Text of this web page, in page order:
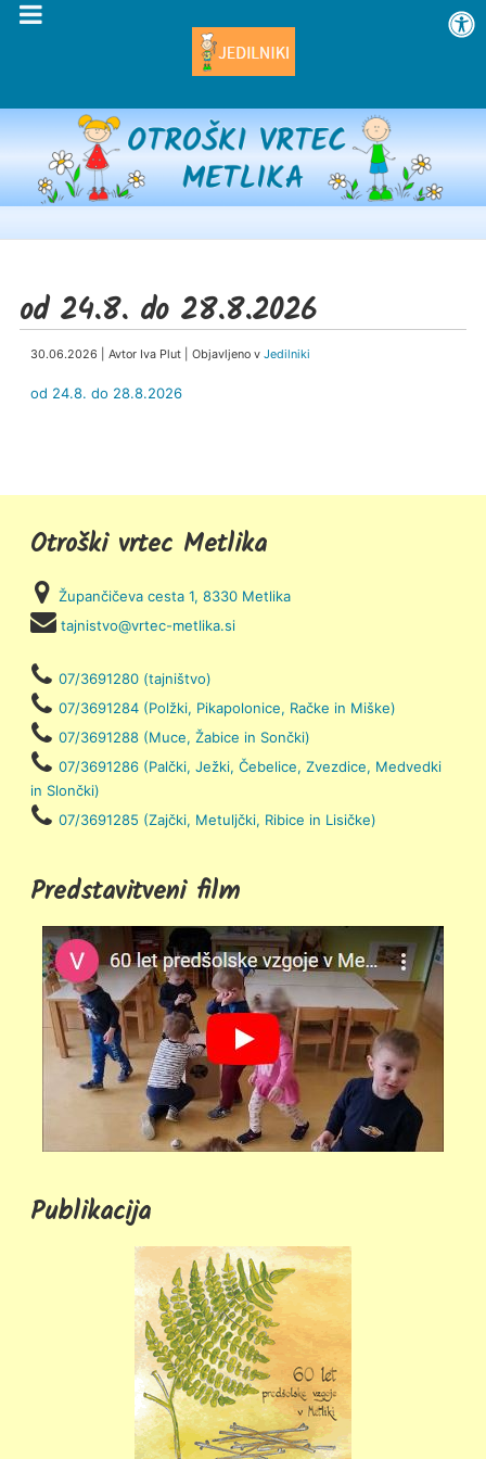
od 24.8. do 28.8.2026
30.06.2026 | Avtor Iva Plut | Objavljeno v Jedilniki
od 24.8. do 28.8.2026
Otroški vrtec Metlika
Župančičeva cesta 1, 8330 Metlika
tajnistvo@vrtec-metlika.si
07/3691280 (tajništvo)
07/3691284 (Polžki, Pikapolonice, Račke in Miške)
07/3691288 (Muce, Žabice in Sončki)
07/3691286 (Palčki, Ježki, Čebelice, Zvezdice, Medvedki
in Slončki)
07/3691285 (Zajčki, Metuljčki, Ribice in Lisičke)
Predstavitveni film
Publikacija